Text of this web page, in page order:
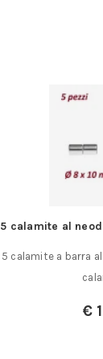
5 calamite al
5 calamite a barra
€